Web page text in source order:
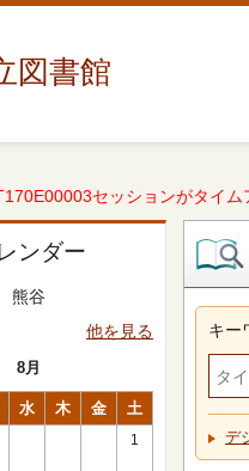
図書館
セッションがタイ
ンダー
熊谷
他を見る
8月
水 木 金 土
1
キー
デ